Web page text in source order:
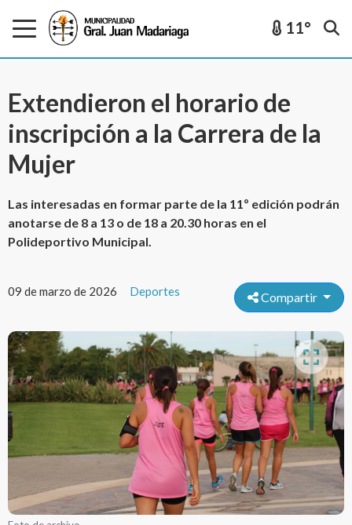
11°
Extendieron el horario de
inscripción a la Carrera de la
Mujer
Las interesadas en formar parte de la 11º edición podrán
anotarse de 8 a 13 o de 18 a 20.30 horas en el
Polideportivo Municipal.
09 de marzo de 2026 Deportes Compartir